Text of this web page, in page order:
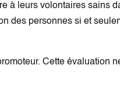
à leurs volontaires sains
des personnes si et
Cette évaluation